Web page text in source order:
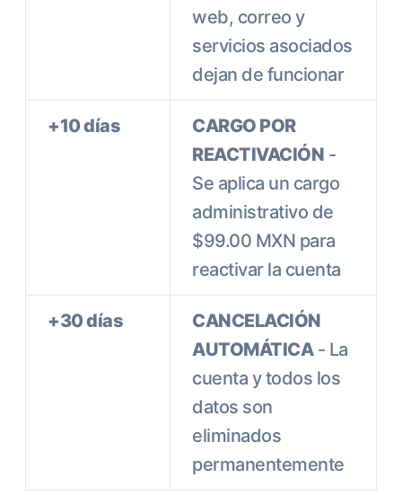
web, correo y
servicios asociados
dejan de funcionar
+10 días
CARGO POR
REACTIVACIÓN -
Se aplica un cargo
administrativo de
$99.00 MXN para
reactivar la cuenta
+30 días
CANCELACIÓN
AUTOMÁTICA- La
cuenta y todos los
datos son
eliminados
permanentemente